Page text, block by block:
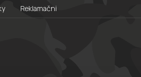
Reklamační řád